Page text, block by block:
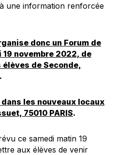
une information renforcée
donc un Forum de
novembre 2022, de
élèves de Seconde,
.
les nouveaux locaux
75010 PARIS.
ce samedi matin 19
aux élèves de venir